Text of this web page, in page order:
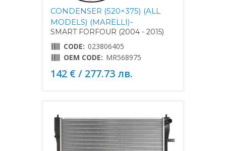
CONDENSER (520×375) (ALL
MODELS) (MARELLI)-
SMART FORFOUR (2004 - 2015)
CODE: 023806405
OEM CODE: MR568975
142 € / 277.73 лв.